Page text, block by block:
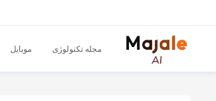
مجله تکنولوژی موبایل